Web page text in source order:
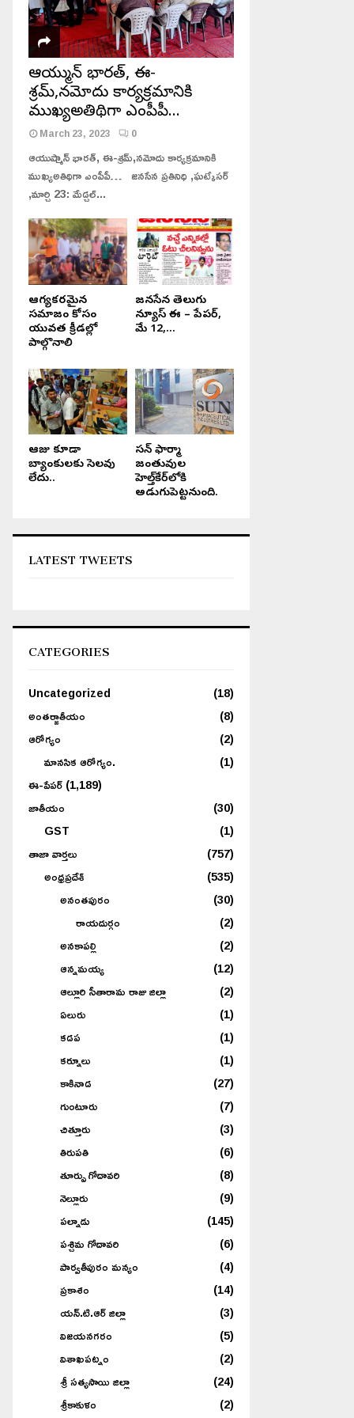
ఆయుష్మాన్ భారత్, ఈ-
శ్రమ్,నమోదు కార్యక్రమానికి
ముఖ్యఅతిథిగా ఎంపీపీ…
March 23, 2023 0
ఆయుష్మాన్ భారత్, ఈ-శ్రమ్,నమోదు కార్యక్రమానికి
ముఖ్యఅతిథిగా ఎంపీపీ… జనసేన ప్రతినిధి ,ఘట్కేసర్
,మార్చి 23: మేడ్చల్...
ఆరోగ్యకరమైన
సమాజం కోసం
యువత క్రీడల్లో
పాల్గొనాలి
జనసేన తెలుగు
న్యూస్ ఈ – పేపర్,
మే 12,...
ఆరోజు కూడా
బ్యాంకులకు సెలవు
లేదు..
సన్ ఫార్మా
జంతువుల
హెల్త్‌కేర్‌లోకి
అడుగుపెట్టనుంది.
LATEST TWEETS
CATEGORIES
Uncategorized
(18)
అంతర్జాతీయం
(8)
ఆరోగ్యం
(2)
మానసిక ఆరోగ్యం.
(1)
ఈ-పేపర్(1,189)
జాతీయం
(30)
GST
(1)
తాజా వార్తలు
(757)
అంధ్రప్రదేశ్
(535)
అనంతపురం
(30)
రాయదుర్గం
(2)
అనకాపల్లి
(2)
ఆన్నమయ్య
(12)
ఆల్లూరి సీతారామ రాజు జిల్లా
(2)
ఏలురు
(1)
కడప
(1)
కర్నూలు
(1)
కాకినాడ
(27)
గుంటూరు
(7)
చిత్తూరు
(3)
తిరుపతి
(6)
తూర్పు గోదావరి
(8)
నెల్లూరు
(9)
పల్నాడు
(145)
పశ్చిమ గోదావరి
(6)
పార్వతీపురం మన్యం
(4)
ప్రకాశం
(14)
యన్.టి.ఆర్ జిల్లా
(3)
విజయనగరం
(5)
విశాఖపట్నం
(2)
శ్రీ సత్యసాయి జిల్లా
(24)
శ్రీకాకుళం
(2)